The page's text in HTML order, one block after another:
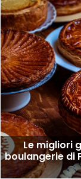
Le migliori
boulangerie di